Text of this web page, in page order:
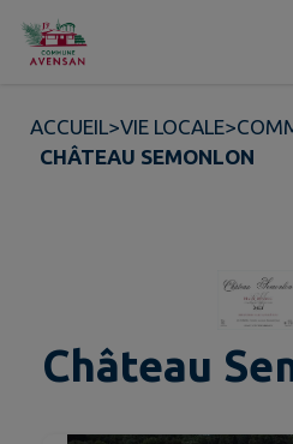
Contenu
ACCUEIL>VIE LOCALE>
CHÂTEAU SEMONLON
Château